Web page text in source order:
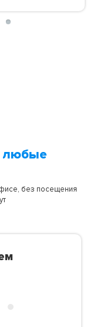
любые
без посещения